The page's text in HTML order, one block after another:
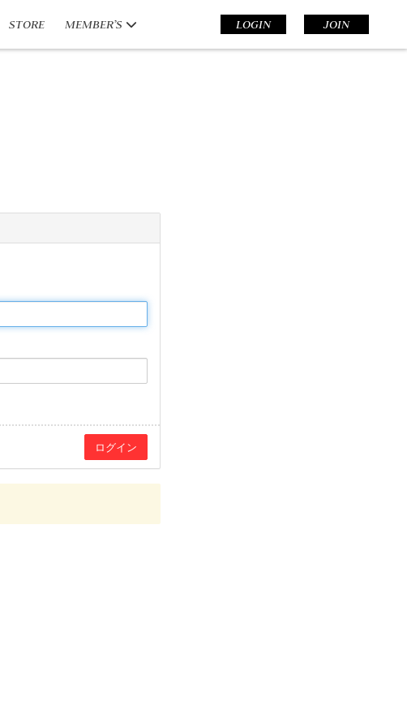
STORE MEMBER’S LOGIN JOIN